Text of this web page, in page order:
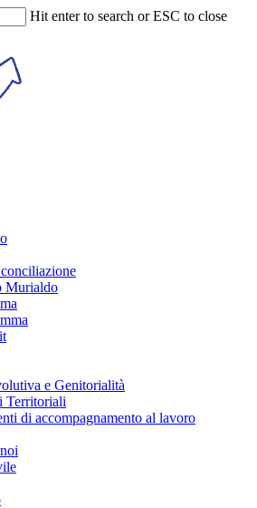
Hit enter to search or ESC to close
Murialdo
e Genitorialità
Territoriali
di accompagnamento al lavoro